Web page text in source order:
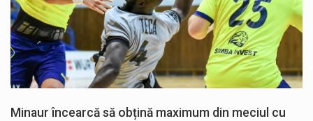
Minaur încearcă să obțină maximum din meciul cu